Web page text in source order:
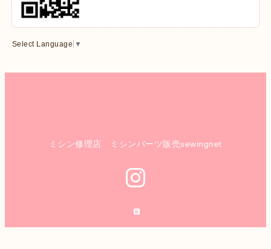
Select Language ▼
ミシン修理店 ミシンパーツ販売sewingnet